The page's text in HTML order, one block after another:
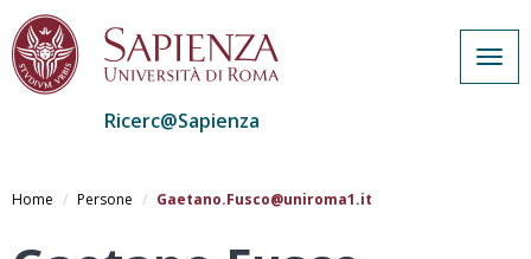
al
Ricerc@Sapienza
Home Persone Gaetano.Fusco@uniroma1.it